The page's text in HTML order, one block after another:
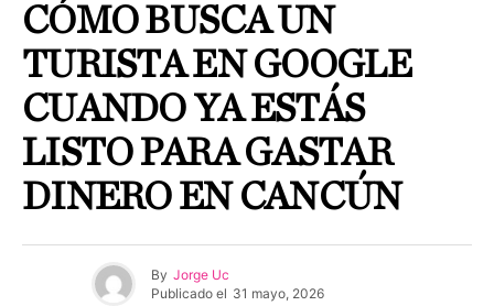
CÓMO BUSCA UN
TURISTA EN GOOGLE
CUANDO YA ESTÁS
LISTO PARA GASTAR
DINERO EN CANCÚN
By Jorge Uc
Publicado el 31 mayo, 2026